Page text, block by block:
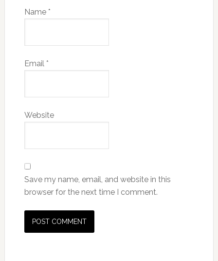
Name *
Email *
Website
Save my name, email, and website in this
browser for the next time I comment.